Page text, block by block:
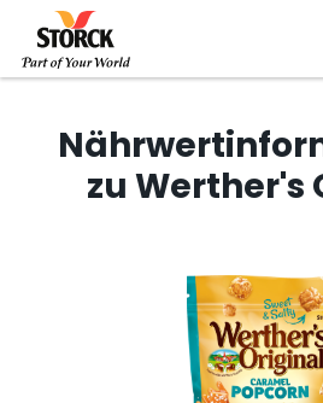
zu Werther's